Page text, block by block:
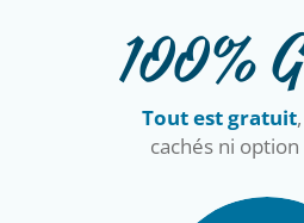
100%
Tout est gratuit
cachés ni